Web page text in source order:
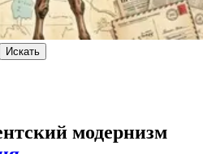
Искать
модернизм